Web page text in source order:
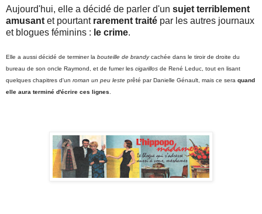
Aujourd'hui, elle a décidé de parler d'un sujet terriblement
amusant et pourtant rarement traité par les autres journaux
et blogues féminins : le crime.
Elle a aussi décidé de terminer la bouteille de brandycachée dans le tiroir de droite du
bureau de son oncle Raymond, et de fumer les cigarillos de René Leduc, tout en lisant
quelques chapitres d'un roman un peu leste prêté par Danielle Génault, mais ce sera quand
elle aura terminé d'écrire ces lignes